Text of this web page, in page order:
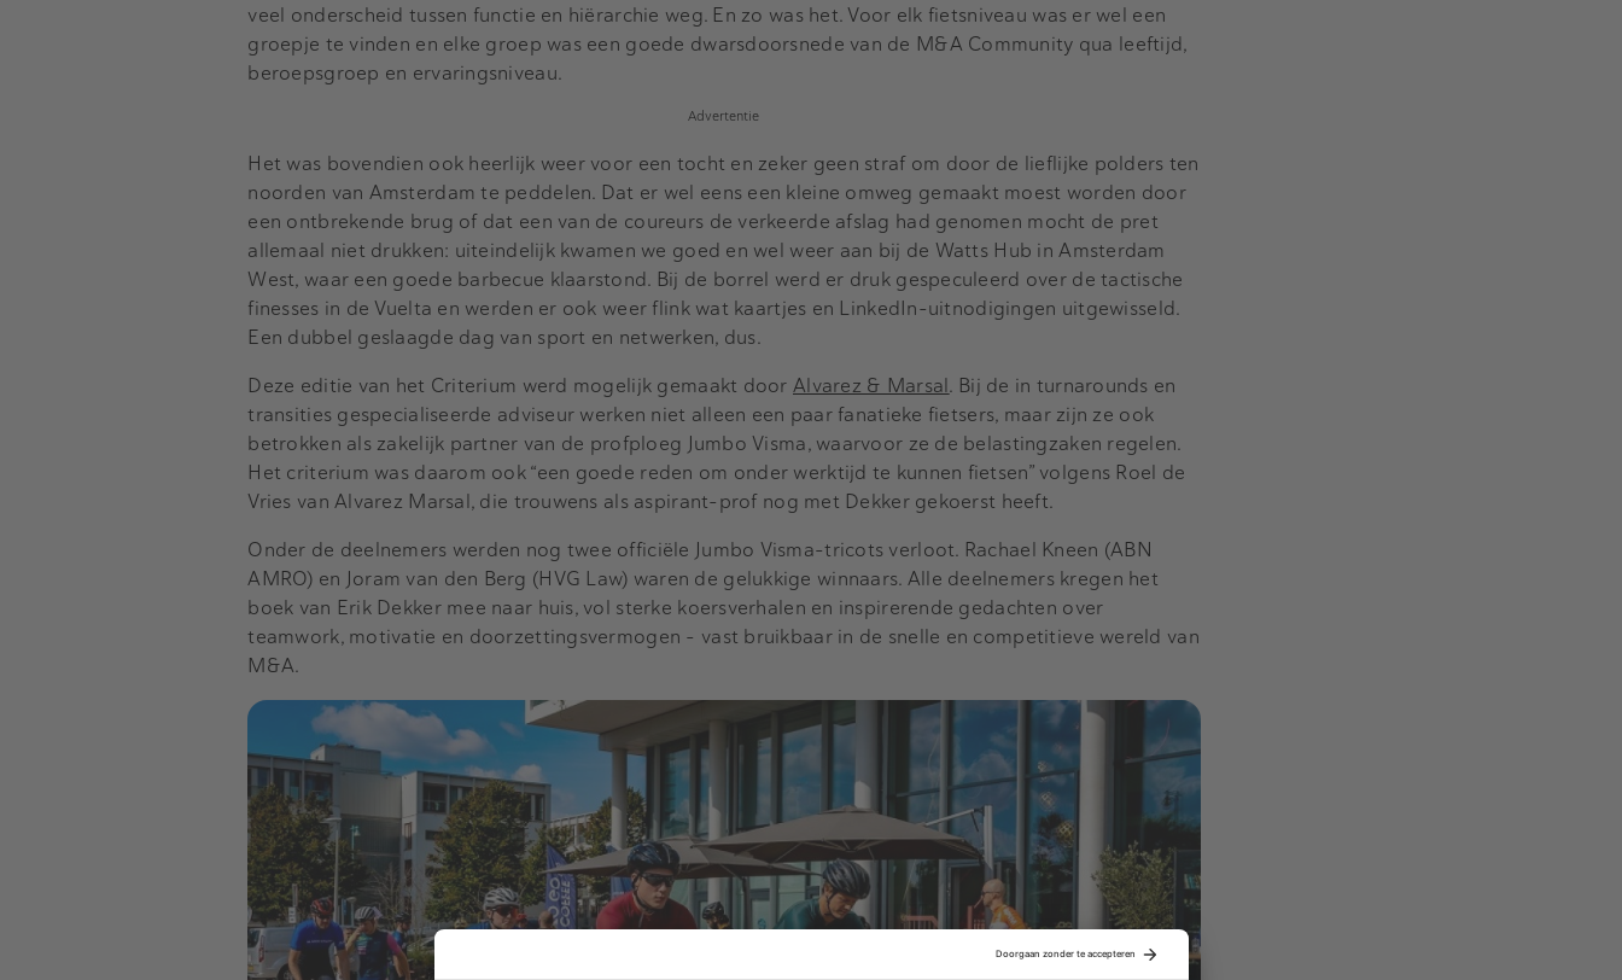
veel onderscheid tussen functie en hiërarchie weg. En zo was het. Voor elk fietsniveau was er wel een
groepje te vinden en elke groep was een goede dwarsdoorsnede van de M&A Community qua leeftijd,
beroepsgroep en ervaringsniveau.
Advertentie
Het was bovendien ook heerlijk weer voor een tocht en zeker geen straf om door de lieflijke polders ten
noorden van Amsterdam te peddelen. Dat er wel eens een kleine omweg gemaakt moest worden door
een ontbrekende brug of dat een van de coureurs de verkeerde afslag had genomen mocht de pret
allemaal niet drukken: uiteindelijk kwamen we goed en wel weer aan bij de Watts Hub in Amsterdam
West, waar een goede barbecue klaarstond. Bij de borrel werd er druk gespeculeerd over de tactische
finesses in de Vuelta en werden er ook weer flink wat kaartjes en LinkedIn-uitnodigingen uitgewisseld.
Een dubbel geslaagde dag van sport en netwerken, dus.
Deze editie van het Criterium werd mogelijk gemaakt door Alvarez & Marsal. Bij de in turnarounds en
transities gespecialiseerde adviseur werken niet alleen een paar fanatieke fietsers, maar zijn ze ook
betrokken als zakelijk partner van de profploeg Jumbo Visma, waarvoor ze de belastingzaken regelen.
Het criterium was daarom ook “een goede reden om onder werktijd te kunnen fietsen” volgens Roel de
Vries van Alvarez Marsal, die trouwens als aspirant-prof nog met Dekker gekoerst heeft.
Onder de deelnemers werden nog twee officiële Jumbo Visma-tricots verloot. Rachael Kneen (ABN
AMRO) en Joram van den Berg (HVG Law) waren de gelukkige winnaars. Alle deelnemers kregen het
boek van Erik Dekker mee naar huis, vol sterke koersverhalen en inspirerende gedachten over
teamwork, motivatie en doorzettingsvermogen - vast bruikbaar in de snelle en competitieve wereld van
M&A.